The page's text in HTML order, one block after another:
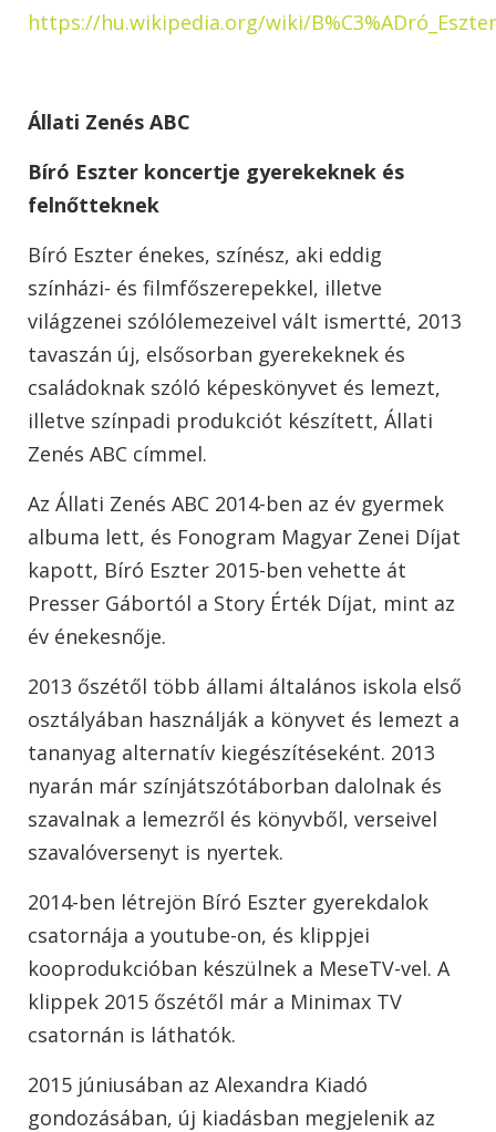
https://hu.wikipedia.org/wiki/
Állati Zenés ABC
Bíró Eszter koncertje gyerekeknek és
felnőtteknek
Bíró Eszter énekes, színész, aki eddig
színházi- és filmfőszerepekkel, illetve
világzenei szólólemezeivel vált ismertté, 2013
tavaszán új, elsősorban gyerekeknek és
családoknak szóló képeskönyvet és lemezt,
illetve színpadi produkciót készített, Állati
Zenés ABC címmel.
Az Állati Zenés ABC 2014-ben az év gyermek
albuma lett, és Fonogram Magyar Zenei Díjat
kapott, Bíró Eszter 2015-ben vehette át
Presser Gábortól a Story Érték Díjat, mint az
év énekesnője.
2013 őszétől több állami általános iskola első
osztályában használják a könyvet és lemezt a
tananyag alternatív kiegészítéseként. 2013
nyarán már színjátszótáborban dalolnak és
szavalnak a lemezről és könyvből, verseivel
szavalóversenyt is nyertek.
2014-ben létrejön Bíró Eszter gyerekdalok
csatornája a youtube-on, és klippjei
kooprodukcióban készülnek a MeseTV-vel. A
klippek 2015 őszétől már a Minimax TV
csatornán is láthatók.
2015 júniusában az Alexandra Kiadó
gondozásában, új kiadásban megjelenik az